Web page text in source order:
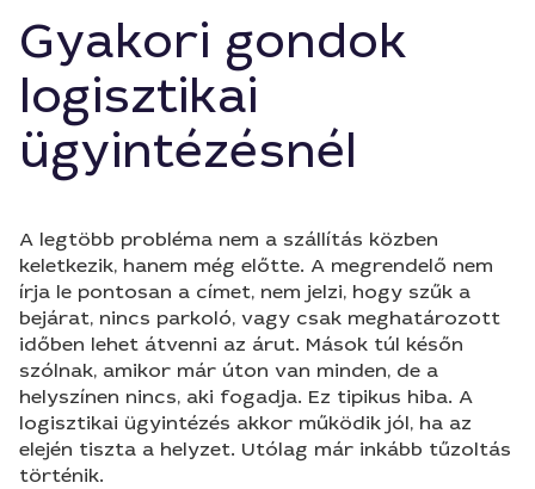
Gyakori gondok
logisztikai
ügyintézésnél
A legtöbb probléma nem a szállítás közben
keletkezik, hanem még előtte. A megrendelő nem
írja le pontosan a címet, nem jelzi, hogy szűk a
bejárat, nincs parkoló, vagy csak meghatározott
időben lehet átvenni az árut. Mások túl későn
szólnak, amikor már úton van minden, de a
helyszínen nincs, aki fogadja. Ez tipikus hiba. A
logisztikai ügyintézés akkor működik jól, ha az
elején tiszta a helyzet. Utólag már inkább tűzoltás
történik.